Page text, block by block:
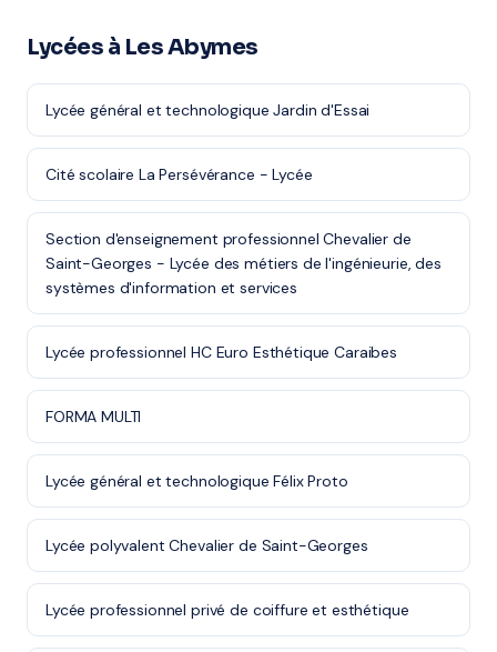
Lycées à Les Abymes
Lycée général et technologique Jardin d'Essai
Cité scolaire La Persévérance - Lycée
Section d'enseignement professionnel Chevalier de
Saint-Georges - Lycée des métiers de l'ingénieurie, des
systèmes d'information et services
Lycée professionnel HC Euro Esthétique Caraibes
FORMA MULTI
Lycée général et technologique Félix Proto
Lycée polyvalent Chevalier de Saint-Georges
Lycée professionnel privé de coiffure et esthétique